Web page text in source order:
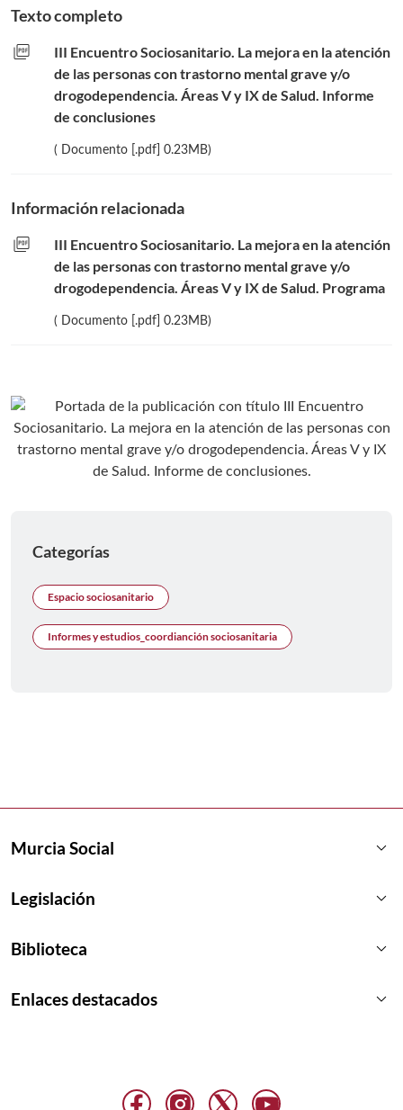
Texto completo
picture_as_pdf
III Encuentro Sociosanitario. La mejora en la atención
de las personas con trastorno mental grave y/o
drogodependencia. Áreas V y IX de Salud. Informe
de conclusiones
( Documento [.pdf] 0.23MB)
Información relacionada
picture_as_pdf
III Encuentro Sociosanitario. La mejora en la atención
de las personas con trastorno mental grave y/o
drogodependencia. Áreas V y IX de Salud. Programa
( Documento [.pdf] 0.23MB)
Categorías
Espacio sociosanitario
Informes y estudios_coordianción sociosanitaria
Murcia Social keyboard_arrow_down
Legislación keyboard_arrow_down
Biblioteca keyboard_arrow_down
Enlaces destacados keyboard_arrow_down